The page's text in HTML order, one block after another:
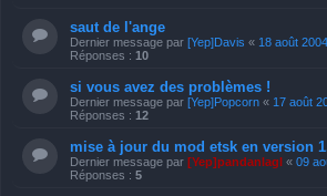
saut de l'ange
Dernier message par [Yep]Davis « 18 août 2004
Réponses : 10
si vous avez des problèmes !
Dernier message par [Yep]Popcorn « 17 août
Réponses : 12
mise à jour du mod etsk en version
Dernier message par [Yep]pandanlagl « 09
Réponses : 5